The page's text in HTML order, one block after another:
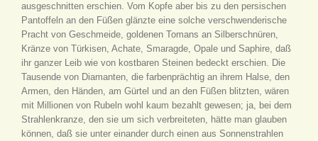
ausgeschnitten erschien. Vom Kopfe aber bis zu den persischen
Pantoffeln an den Füßen glänzte eine solche verschwenderische
Pracht von Geschmeide, goldenen Tomans an Silberschnüren,
Kränze von Türkisen, Achate, Smaragde, Opale und Saphire, daß
ihr ganzer Leib wie von kostbaren Steinen bedeckt erschien. Die
Tausende von Diamanten, die farbenprächtig an ihrem Halse, den
Armen, den Händen, am Gürtel und an den Füßen blitzten, wären
mit Millionen von Rubeln wohl kaum bezahlt gewesen; ja, bei dem
Strahlenkranze, den sie um sich verbreiteten, hätte man glauben
können, daß sie unter einander durch einen aus Sonnenstrahlen